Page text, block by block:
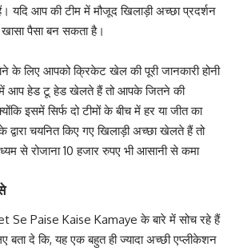
यदि आप की टीम में मौजूद खिलाड़ी अच्छा प्रदर्शन
पैसा बन सकता है।
के लिए आपको क्रिकेट खेल की पूरी जानकारी होनी
आप हेड टू हेड खेलते हैं तो आपके जितने की
इसमें सिर्फ दो टीमों के बीच में हर या जीत का
चयनित किए गए खिलाड़ी अच्छा खेलते हैं तो
से रोजाना 10 हजार रुपए भी आसानी से कमा
Se Paise Kaise Kamaye के बारे में सोच रहे हैं
बता दे कि, यह एक बहुत ही ज्यादा अच्छी एप्लीकेशन